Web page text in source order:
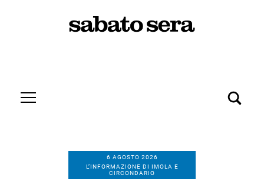
6 AGOSTO 2026
L’INFORMAZIONE DI IMOLA E
CIRCONDARIO